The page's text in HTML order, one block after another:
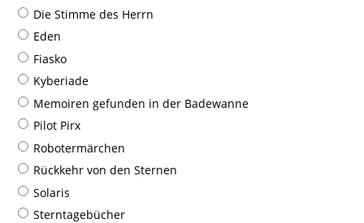
Die Stimme des Herrn
Eden
Fiasko
Kyberiade
Memoiren gefunden in der Badewanne
Pilot Pirx
Robotermärchen
Rückkehr von den Sternen
Solaris
Sterntagebücher